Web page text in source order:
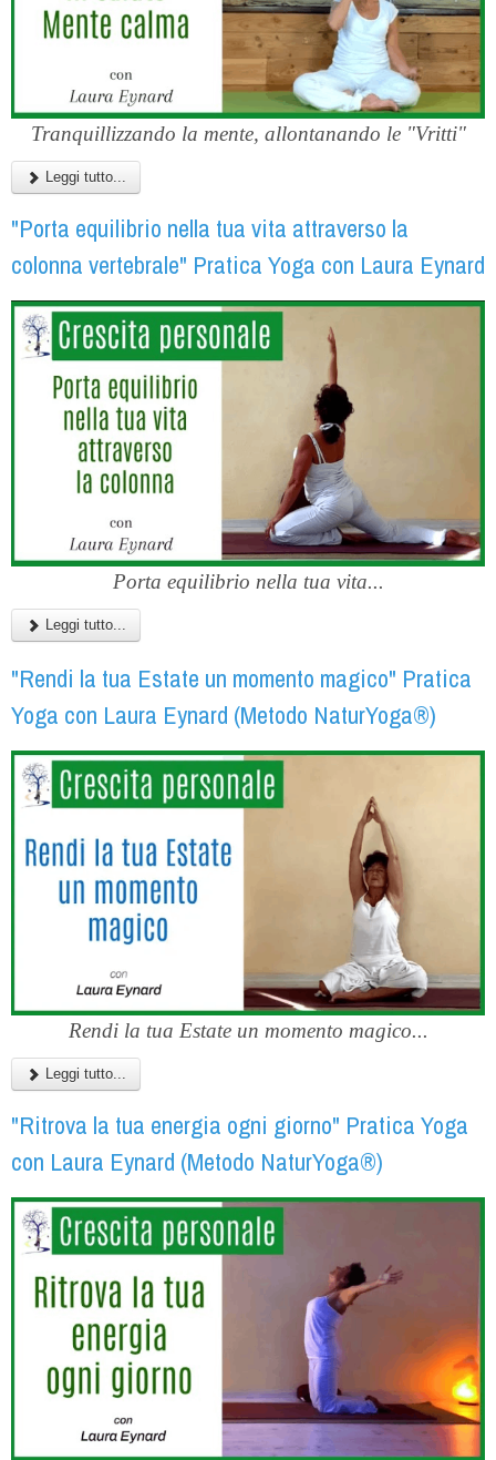
Tranquillizzando la mente, allontanando le "Vritti"
Leggi tutto...
"Porta equilibrio nella tua vita attraverso la
colonna vertebrale" Pratica Yoga con Laura Eynard
Porta equilibrio nella tua vita...
Leggi tutto...
"Rendi la tua Estate un momento magico" Pratica
Yoga con Laura Eynard (Metodo NaturYoga®)
Rendi la tua Estate un momento magico...
Leggi tutto...
"Ritrova la tua energia ogni giorno" Pratica Yoga
con Laura Eynard (Metodo NaturYoga®)